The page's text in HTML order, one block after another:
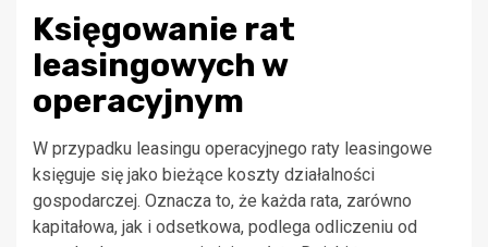
Księgowanie rat
leasingowych w
operacyjnym
W przypadku leasingu operacyjnego raty leasingowe
księguje się jako bieżące koszty działalności
gospodarczej. Oznacza to, że każda rata, zarówno
kapitałowa, jak i odsetkowa, podlega odliczeniu od